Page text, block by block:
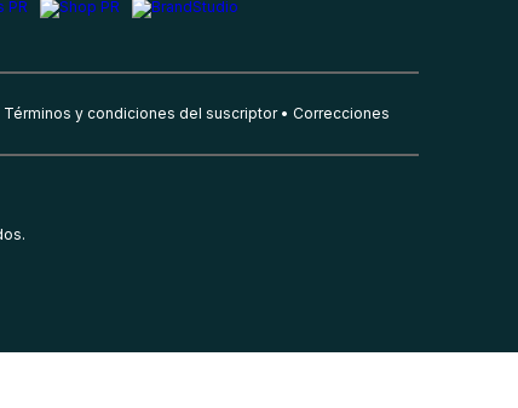
Términos y condiciones del suscriptor Correcciones